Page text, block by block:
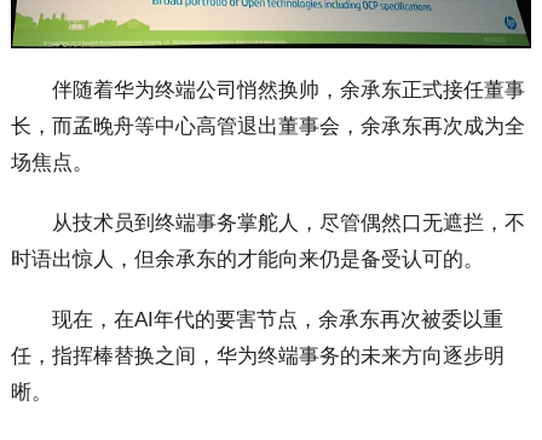
伴随着华为终端公司悄然换帅，余承东正式接任董事
长，而孟晚舟等中心高管退出董事会，余承东再次成为全
场焦点。
从技术员到终端事务掌舵人，尽管偶然口无遮拦，不
时语出惊人，但余承东的才能向来仍是备受认可的。
现在，在AI年代的要害节点，余承东再次被委以重
任，指挥棒替换之间，华为终端事务的未来方向逐步明
晰。